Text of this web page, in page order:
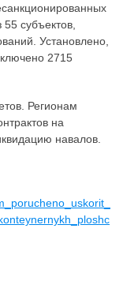
субъектов,
Установлено,
2715
Регионам
на
навалов.